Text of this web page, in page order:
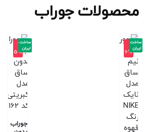
محصولات جوراب
-1
6%
ساخت
ایران
-2
5%
جوراب
ساخت
ایران